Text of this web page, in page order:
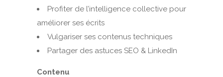
Profiter de l’intelligence collective pour
améliorer ses écrits
Vulgariser ses contenus techniques
Partager des astuces SEO & LinkedIn
Contenu